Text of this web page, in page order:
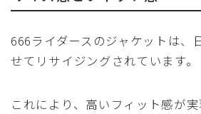
666ライダースのジャケットは、
せてリサイジングされています。
これにより、高いフィット感が